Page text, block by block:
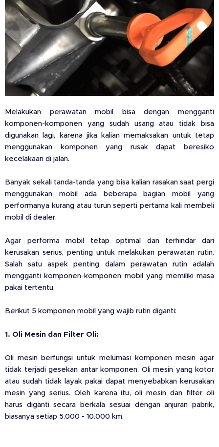
Melakukan perawatan mobil bisa dengan mengganti
komponen-komponen yang sudah usang atau tidak bisa
digunakan lagi, karena jika kalian memaksakan untuk tetap
menggunakan komponen yang rusak dapat beresiko
kecelakaan di jalan.
Banyak sekali tanda-tanda yang bisa kalian rasakan saat pergi
menggunakan mobil ada beberapa bagian mobil yang
performanya kurang atau turun seperti pertama kali membeli
mobil di dealer.
Agar performa mobil tetap optimal dan terhindar dari
kerusakan serius, penting untuk melakukan perawatan rutin.
Salah satu aspek penting dalam perawatan rutin adalah
mengganti komponen-komponen mobil yang memiliki masa
pakai tertentu.
Berikut 5 komponen mobil yang wajib rutin diganti:
1. Oli Mesin dan Filter Oli:
Oli mesin berfungsi untuk melumasi komponen mesin agar
tidak terjadi gesekan antar komponen. Oli mesin yang kotor
atau sudah tidak layak pakai dapat menyebabkan kerusakan
mesin yang serius. Oleh karena itu, oli mesin dan filter oli
harus diganti secara berkala sesuai dengan anjuran pabrik,
biasanya setiap 5.000 - 10.000 km.